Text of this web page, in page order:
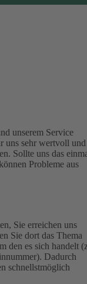
unserem Service
uns sehr wertvoll und
Sollte uns das
Probleme aus
Sie erreichen uns
Sie dort das Thema
den es sich handelt
Dadurch
schnellstmöglich